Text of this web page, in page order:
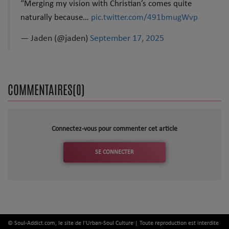
Top Soul Addict
Wiki RnB
Grille des programmes
L'équipe Soul Addict
“Merging my vision with Christian’s comes quite
naturally because… pic.twitter.com/491bmugWvp
— Jaden (@jaden) September 17, 2025
COMMENTAIRES(0)
Connectez-vous pour commenter cet article
SE CONNECTER
© Soul-Addict.com, le site de l'Urban-Soul Culture | Toute reproduction est interdite